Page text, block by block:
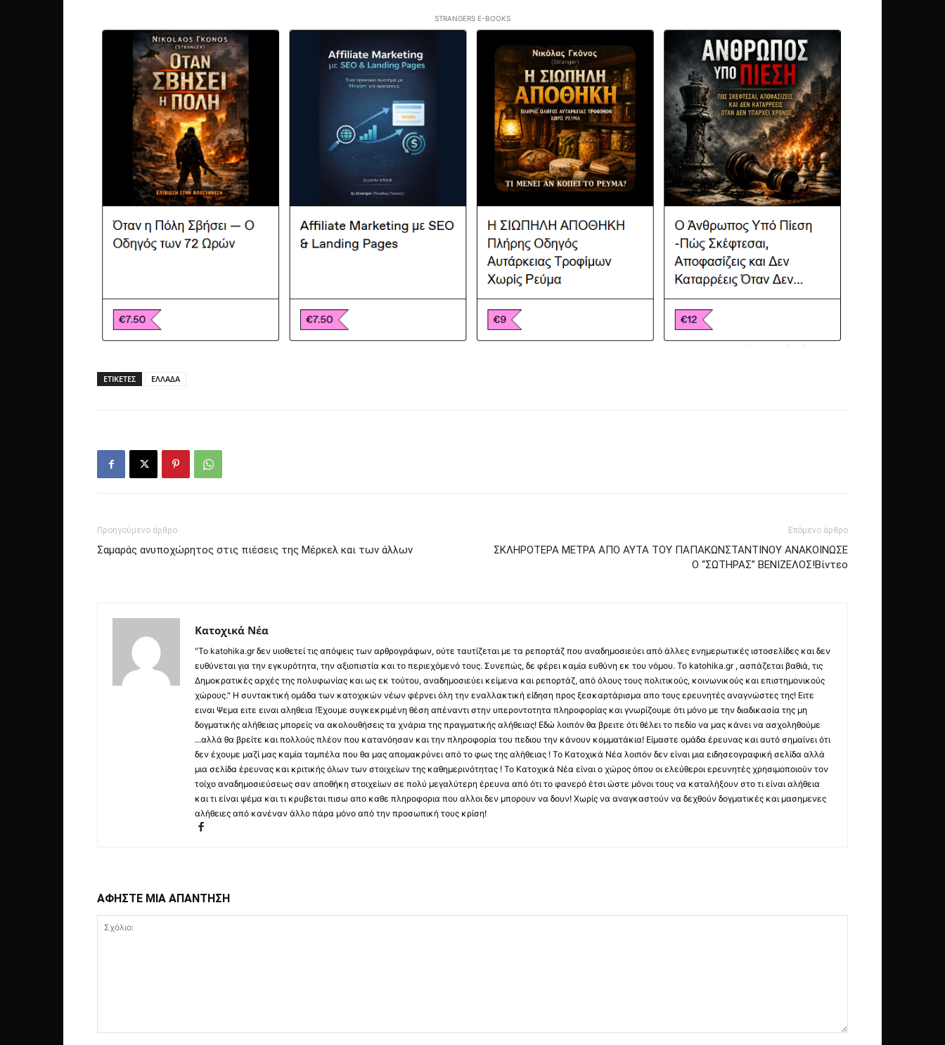
STRANGERS E-BOOKS
ΕΤΙΚΕΤΕΣ ΕΛΛΑΔΑ
Προηγούμενο άρθρο
Σαμαράς ανυποχώρητος στις πιέσεις της Μέρκελ και των άλλων
Επόμενο άρθρο
ΣΚΛΗΡΟΤΕΡΑ ΜΕΤΡΑ ΑΠΟ ΑΥΤΑ ΤΟΥ ΠΑΠΑΚΩΝΣΤΑΝΤΙΝΟΥ ΑΝΑΚΟΙΝΩΣΕ
Ο “ΣΩΤΗΡΑΣ” ΒΕΝΙΖΕΛΟΣ!Βίντεο
Κατοχικά Νέα
"Το katohika.gr δεν υιοθετεί τις απόψεις των αρθρογράφων, ούτε ταυτίζεται με τα ρεπορτάζ που αναδημοσιεύει από άλλες ενημερωτικές ιστοσελίδες και δεν
ευθύνεται για την εγκυρότητα, την αξιοπιστία και το περιεχόμενό τους. Συνεπώς, δε φέρει καμία ευθύνη εκ του νόμου. Το katohika.gr , ασπάζεται βαθιά, τις
Δημοκρατικές αρχές της πολυφωνίας και ως εκ τούτου, αναδημοσιεύει κείμενα και ρεπορτάζ, από όλους τους πολιτικούς, κοινωνικούς και επιστημονικούς
χώρους." Η συντακτική ομάδα των κατοχικών νέων φέρνει όλη την εναλλακτική είδηση προς ξεσκαρτάρισμα απο τους ερευνητές αναγνώστες της! Ειτε
ειναι Ψεμα ειτε ειναι αληθεια !Έχουμε συγκεκριμένη θέση απέναντι στην υπεροντοτητα πληροφορίας και γνωρίζουμε ότι μόνο με την διαδικασία της μη
δογματικής αλήθειας μπορείς να ακολουθήσεις τα χνάρια της πραγματικής αλήθειας! Εδώ λοιπόν θα βρειτε ότι θέλει το πεδίο να μας κάνει να ασχοληθούμε
...αλλά θα βρείτε και πολλούς πλέον που κατανόησαν και την πληροφορία του πεδιου την κάνουν κομματάκια! Είμαστε ομάδα έρευνας και αυτό σημαίνει ότι
δεν έχουμε μαζί μας καμία ταμπέλα που θα μας απομακρύνει από το φως της αλήθειας ! Το Κατοχικά Νέα λοιπόν δεν είναι μια ειδησεογραφική σελίδα αλλά
μια σελίδα έρευνας και κριτικής όλων των στοιχείων της καθημερινότητας ! Το Κατοχικά Νέα είναι ο χώρος όπου οι ελεύθεροι ερευνητές χρησιμοποιούν τον
τοίχο αναδημοσιεύσεως σαν αποθήκη στοιχείων σε πολύ μεγαλύτερη έρευνα από ότι το φανερό έτσι ώστε μόνοι τους να καταλήξουν στο τι είναι αλήθεια
και τι είναι ψέμα και τι κρυβεται πισω απο καθε πληροφορια που αλλοι δεν μπορουν να δουν! Χωρίς να αναγκαστούν να δεχθούν δογματικές και μασημενες
αλήθειες από κανέναν άλλο πάρα μόνο από την προσωπική τους κρίση!
ΑΦΗΣΤΕ ΜΙΑ ΑΠΑΝΤΗΣΗ